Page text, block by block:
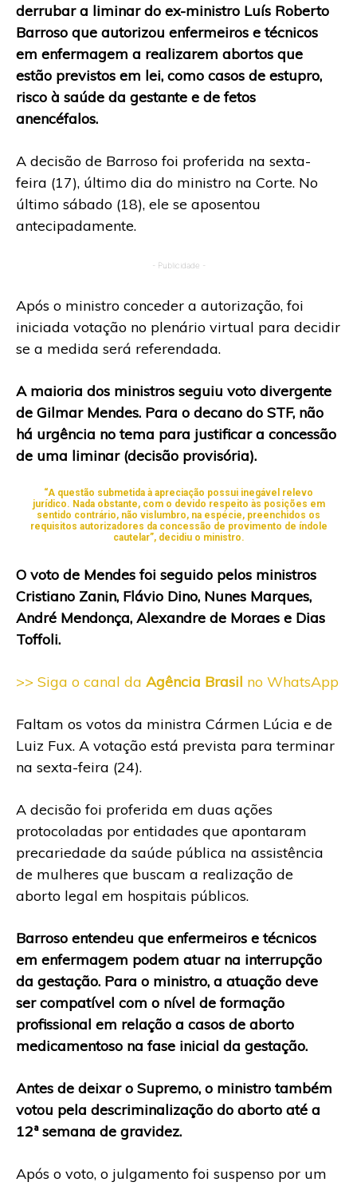
derrubar a liminar do ex-ministro Luís Roberto
Barroso que autorizou enfermeiros e técnicos
em enfermagem a realizarem abortos que
estão previstos em lei, como casos de estupro,
risco à saúde da gestante e de fetos
anencéfalos.
A decisão de Barroso foi proferida na sexta-
feira (17), último dia do ministro na Corte. No
último sábado (18), ele se aposentou
antecipadamente.
- Publicidade -
Após o ministro conceder a autorização, foi
iniciada votação no plenário virtual para decidir
se a medida será referendada.
A maioria dos ministros seguiu voto divergente
de Gilmar Mendes. Para o decano do STF, não
há urgência no tema para justificar a concessão
de uma liminar (decisão provisória).
“A questão submetida à apreciação possui inegável relevo
jurídico. Nada obstante, com o devido respeito às posições em
sentido contrário, não vislumbro, na espécie, preenchidos os
requisitos autorizadores da concessão de provimento de índole
cautelar”, decidiu o ministro.
O voto de Mendes foi seguido pelos ministros
Cristiano Zanin, Flávio Dino, Nunes Marques,
André Mendonça, Alexandre de Moraes e Dias
Toffoli.
>> Siga o canal da Agência Brasil no WhatsApp
Faltam os votos da ministra Cármen Lúcia e de
Luiz Fux. A votação está prevista para terminar
na sexta-feira (24).
A decisão foi proferida em duas ações
protocoladas por entidades que apontaram
precariedade da saúde pública na assistência
de mulheres que buscam a realização de
aborto legal em hospitais públicos.
Barroso entendeu que enfermeiros e técnicos
em enfermagem podem atuar na interrupção
da gestação. Para o ministro, a atuação deve
ser compatível com o nível de formação
profissional em relação a casos de aborto
medicamentoso na fase inicial da gestação.
Antes de deixar o Supremo, o ministro também
votou pela descriminalização do aborto até a
12ª semana de gravidez.
Após o voto, o julgamento foi suspenso por um